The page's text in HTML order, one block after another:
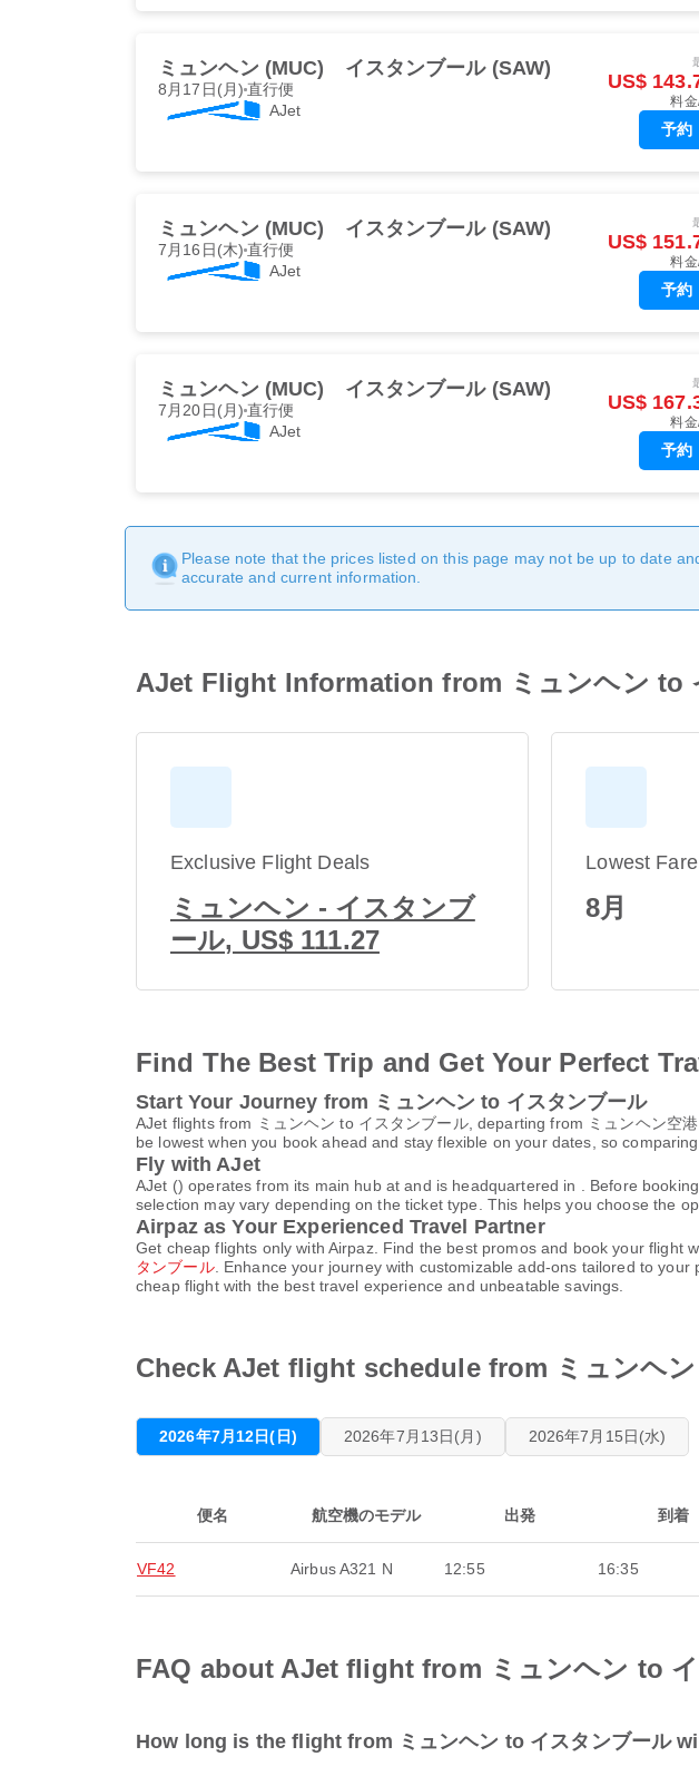
ミュンヘン (MUC) イスタンブール (SAW)
8月17日(月)直行便
AJet
US$
料金
予約
ミュンヘン (MUC) イスタンブール (SAW)
7月16日(木)直行便
AJet
US$
料金
予約
ミュンヘン (MUC) イスタンブール (SAW)
7月20日(月)直行便
AJet
US$
料金
予約
Please note that the prices listed on this page may not be up to date
accurate and current information.
AJet Flight Information from ミュンヘン to
Exclusive Flight Deals
ミュンヘン - イスタンブ
ール, US$ 111.27
Lowest
8月
Find The Best Trip and Get Your Perfect
Start Your Journey from ミュンヘン to イスタンブール
AJet flights from ミュンヘン to イスタンブール, departing from ミュンヘン空
be lowest when you book ahead and stay flexible on your dates, so
Fly with AJet
AJet () operates from its main hub at and is headquartered in . Before
selection may vary depending on the ticket type. This helps you choose the
Airpaz as Your Experienced Travel Partner
Get cheap flights only with Airpaz. Find the best promos and book your flight
タンブール. Enhance your journey with customizable add-ons tailored to
cheap flight with the best travel experience and unbeatable savings.
Check AJet flight schedule from ミュンヘ
2026年7月12日(日) 2026年7月13日(月) 2026年7月15日(水)
便名 航空機のモデル 出発 到着
VF42 Airbus A321 N 12:55 16:35
FAQ about AJet flight from ミュンヘン to
How long is the flight from ミュンヘン to イスタンブール